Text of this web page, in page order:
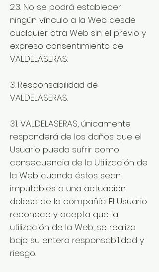
2.3. No se podrá establecer
ningún vínculo a la Web desde
cualquier otra Web sin el previo y
expreso consentimiento de
VALDELASERAS.
3. Responsabilidad de
VALDELASERAS.
3.1. VALDELASERAS, únicamente
responderá de los daños que el
Usuario pueda sufrir como
consecuencia de la Utilización de
la Web cuando éstos sean
imputables a una actuación
dolosa de la compañía. El Usuario
reconoce y acepta que la
utilización de la Web, se realiza
bajo su entera responsabilidad y
riesgo.